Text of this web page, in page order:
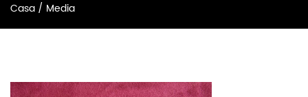
Casa / Media